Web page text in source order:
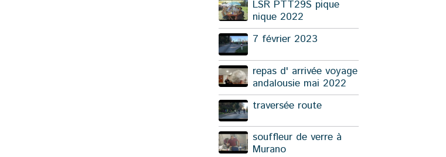
LSR PTT29S pique
nique 2022
7 février 2023
repas d' arrivée voyage
andalousie mai 2022
traversée route
souffleur de verre à
Murano